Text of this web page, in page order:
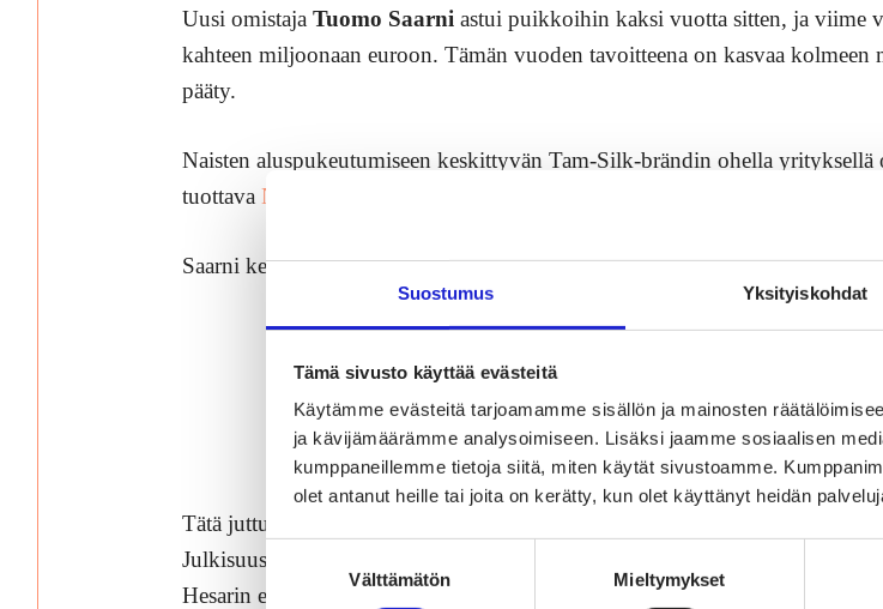
Suostumus Yksityiskohdat
Tämä sivusto käyttää evästeitä
Käytämme evästeitä tarjoamamme sisällön ja mainosten
ja kävijämäärämme analysoimiseen. Lisäksi jaamme sosiaalisen
kumppaneillemme tietoja siitä, miten käytät sivustoamme.
olet antanut heille tai joita on kerätty, kun olet käyttänyt heidän
Välttämätön Mieltymykset
Uusi omistaja Tuomo Saarni astui puikkoihin kaksi vuotta sitten, ja viime
kahteen miljoonaan euroon. Tämän vuoden tavoitteena on kasvaa
pääty.
Naisten aluspukeutumiseen keskittyvän Tam-Silk-brändin ohella
tuottava Neulomo ja uusi, lasten
Saarni kertoo, miten homma on saatu vauhtiin.
Ota some ja
Tätä juttua ei voi aloittaa muistuttamatta Kangasalan Sanomien etusivusta,
Julkisuusbuusti tuli Tuomo Saarnin oivalluksesta osallistua Finlaysonin ja
Hesarin etusivulla ja sosiaalisessa mediassa.